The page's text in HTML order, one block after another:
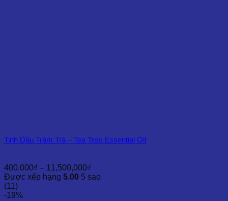
Tinh Dầu Tràm Trà – Tea Tree Essential Oil
400,000₫ – 11,500,000₫
giá:
Được xếp hạng 5.00 5 sao
(11)
-19%